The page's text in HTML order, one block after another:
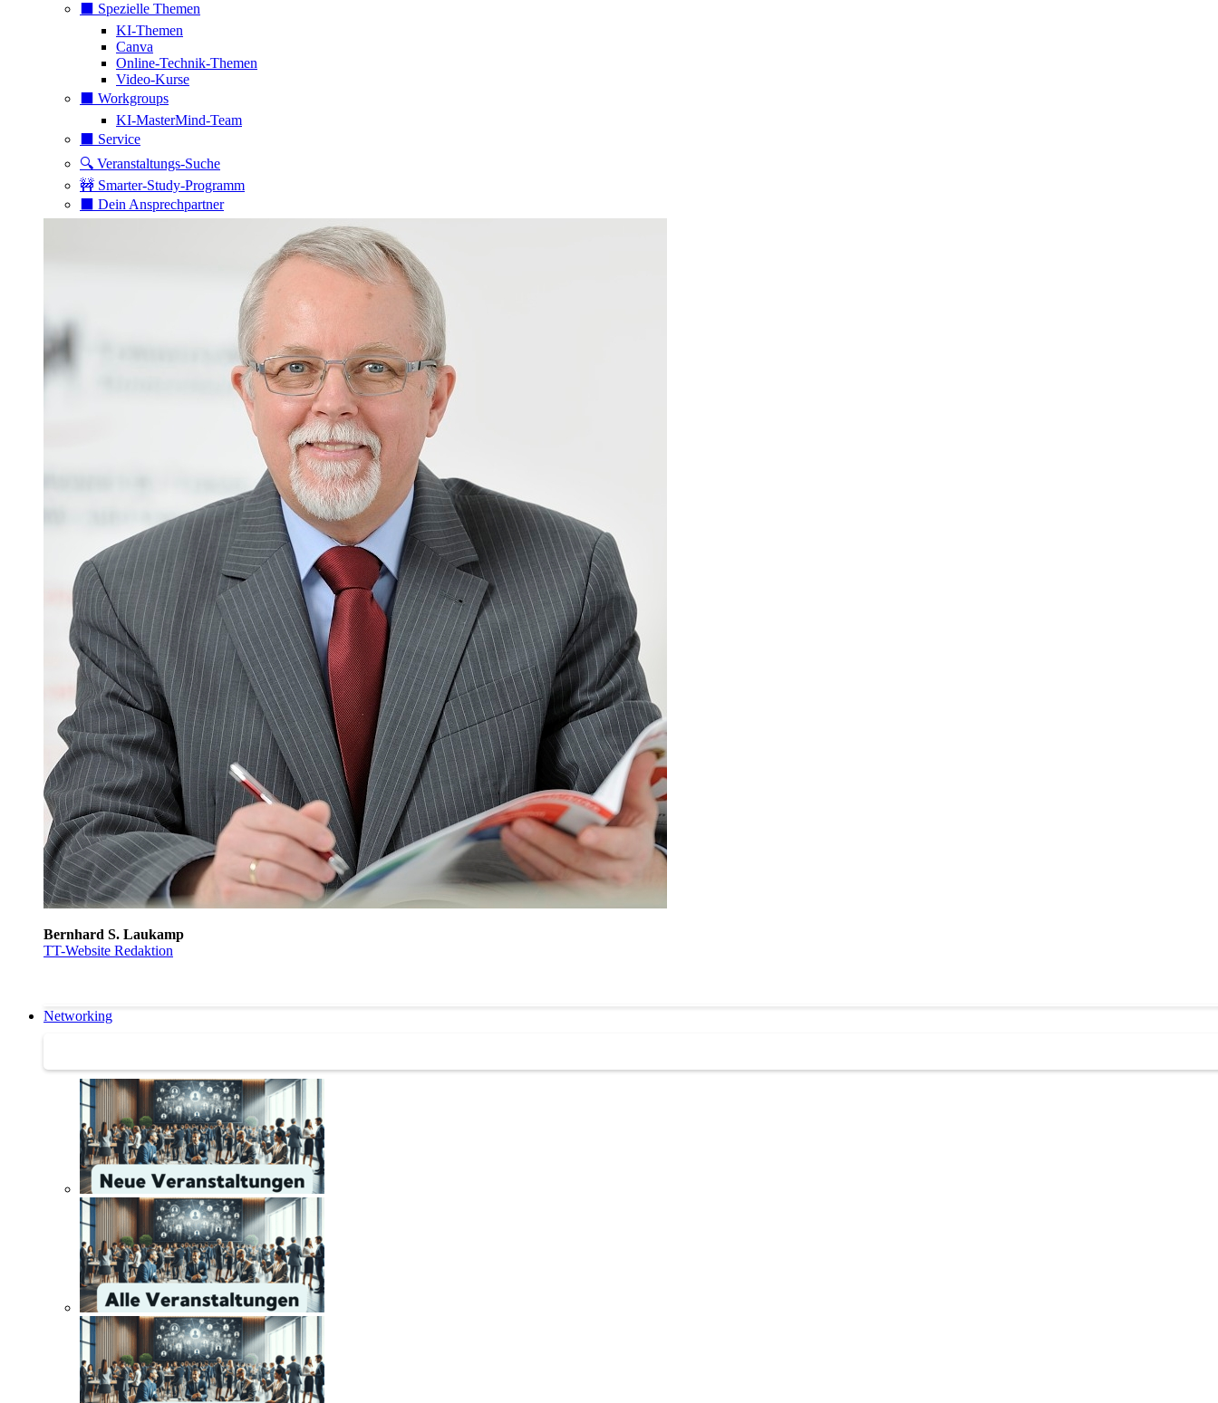
⬛️ Spezielle Themen
KI-Themen
Canva
Online-Technik-Themen
Video-Kurse
⬛️ Workgroups
KI-MasterMind-Team
⬛️ Service
🔍 Veranstaltungs-Suche
🚧 Smarter-Study-Programm
⬛️ Dein Ansprechpartner
Bernhard S. Laukamp
TT-Website Redaktion
Networking